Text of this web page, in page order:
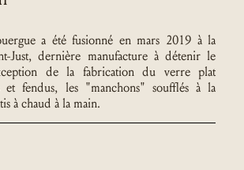
a été fusionné en mars 2019 à la
Just, dernière manufacture à détenir le
de la fabrication du verre plat
et fendus, les "manchons" soufflés à la
à chaud à la main.